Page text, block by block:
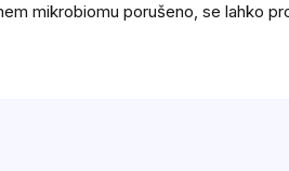
mikrobiomu porušeno, se lahko